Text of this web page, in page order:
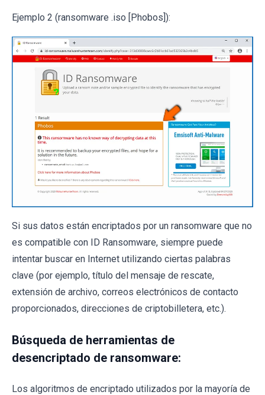
Ejemplo 2 (ransomware .iso [Phobos]):
Si sus datos están encriptados por un ransomware que no
es compatible con ID Ransomware, siempre puede
intentar buscar en Internet utilizando ciertas palabras
clave (por ejemplo, título del mensaje de rescate,
extensión de archivo, correos electrónicos de contacto
proporcionados, direcciones de criptobilletera, etc.).
Búsqueda de herramientas de
desencriptado de ransomware:
Los algoritmos de encriptado utilizados por la mayoría de